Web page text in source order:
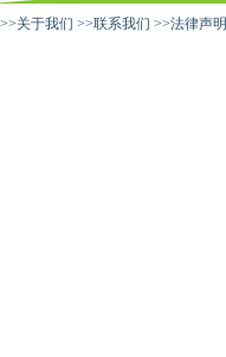
>>关于我们 >>联系我们 >>法律声明